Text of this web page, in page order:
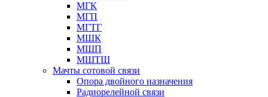
МГК
МГП
МГТГ
МШК
МШП
МШТШ
Мачты сотовой связи
Опора двойного назначения
Радиорелейной связи